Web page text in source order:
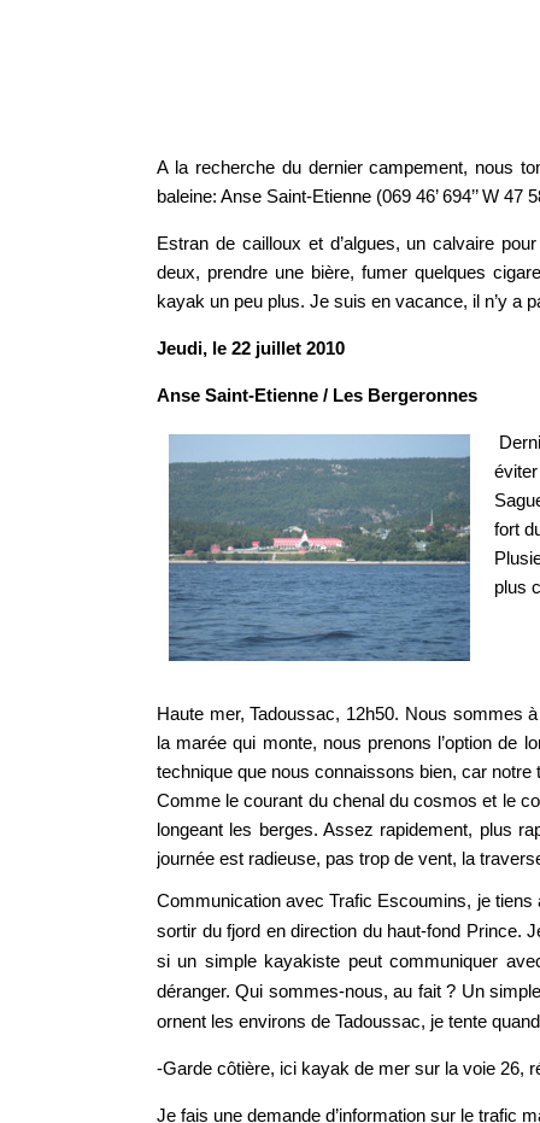
A la recherche du dernier campement, nous
baleine: Anse Saint-Etienne (069 46’ 694’’ W 47
Estran de cailloux et d’algues, un calvaire
deux, prendre une bière, fumer quelques
kayak un peu plus. Je suis en vacance, il n’y a
Jeudi, le 22 juillet 2010
Anse Saint-Etienne / Les Bergeronnes
fort
plus
Haute mer, Tadoussac, 12h50. Nous sommes
la marée qui monte, nous prenons l’option de
technique que nous connaissons bien, car notre
Comme le courant du chenal du cosmos et le
longeant les berges. Assez rapidement, plus
journée est radieuse, pas trop de vent, la
Communication avec Trafic Escoumins, je
sortir du fjord en direction du haut-fond Prince.
si un simple kayakiste peut communiquer
déranger. Qui sommes-nous, au fait ? Un
ornent les environs de Tadoussac, je tente
-Garde côtière, ici kayak de mer sur la voie 26,
Je fais une demande d’information sur le trafic